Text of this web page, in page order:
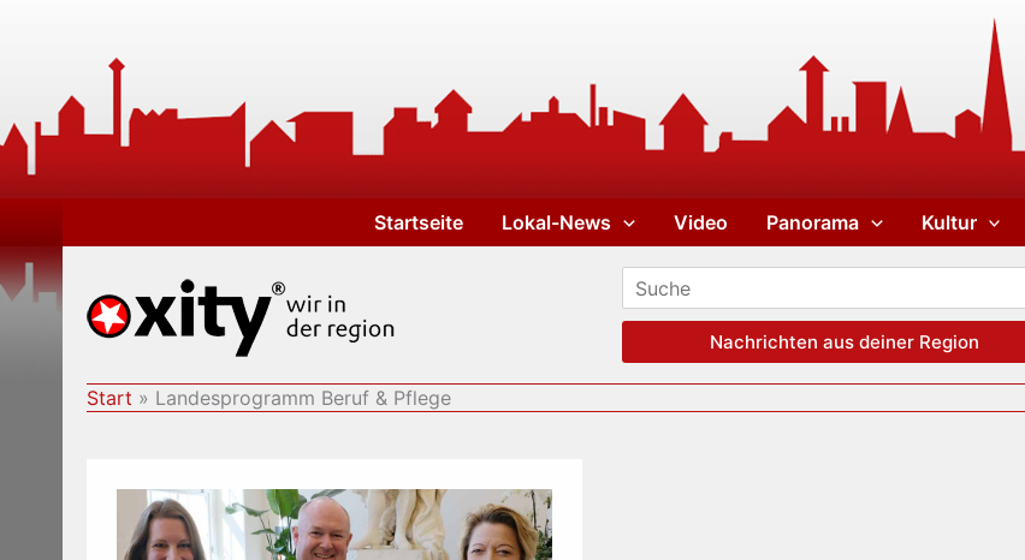
Startseite Lokal-News Video Panorama Kultur
Nachrichten aus deiner Region
Start Landesprogramm Beruf & Pflege